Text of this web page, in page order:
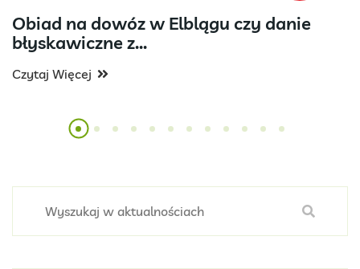
Obiad na dowóz w Elblągu czy danie
błyskawiczne z...
Czytaj Więcej